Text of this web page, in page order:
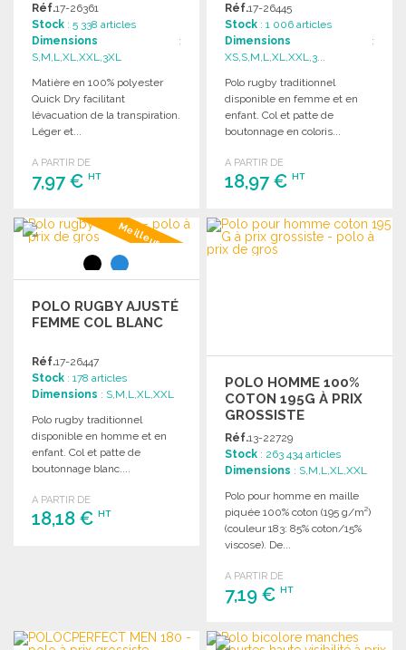
Réf.17-26361
Stock : 5 338 articles
Dimensions :
S,M,L,XL,XXL,3XL
Matière en 100% polyester
Quick Dry facilitant
lévacuation de la transpiration.
Léger et...
A PARTIR DE
7,97 € HT
COMMANDER
Réf.17-26445
Stock : 1 006 articles
Dimensions :
XS,S,M,L,XL,XXL,3...
Polo rugby traditionnel
disponible en femme et en
enfant. Col et patte de
boutonnage en coloris...
A PARTIR DE
18,97 €HT
COMMANDER
Demander un devis
Meilleur prix
POLO RUGBY AJUSTÉ
FEMME COL BLANC
Réf.17-26447
Stock : 178 articles
Dimensions : S,M,L,XL,XXL
Polo rugby traditionnel
disponible en homme et en
enfant. Col et patte de
boutonnage blanc....
A PARTIR DE
18,18 € HT
POLO HOMME 100%
COTON 195G À PRIX
GROSSISTE
Réf.13-22729
Stock : 263 434 articles
Dimensions : S,M,L,XL,XXL
Polo pour homme en maille
piquée 100% coton (195 g/m²)
(couleur 183: 85% coton/15%
viscose). De...
A PARTIR DE
7,19 €HT
COMMANDER